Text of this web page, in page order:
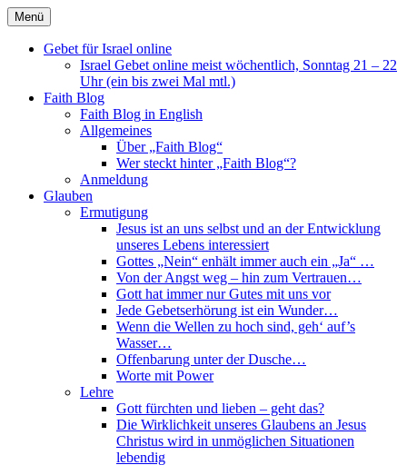
Direkt
zum
InhaltFaith Blog Deutsch
Menü
Gebet für Israel online
Israel Gebet online meist wöchentlich, Sonntag 21 – 22
Uhr (ein bis zwei Mal mtl.)
Faith Blog
Faith Blog in English
Allgemeines
Über „Faith Blog“
Wer steckt hinter „Faith Blog“?
Anmeldung
Glauben
Ermutigung
Jesus ist an uns selbst und an der Entwicklung
unseres Lebens interessiert
Gottes „Nein“ enhält immer auch ein „Ja“ …
Von der Angst weg – hin zum Vertrauen…
Gott hat immer nur Gutes mit uns vor
Jede Gebetserhörung ist ein Wunder…
Wenn die Wellen zu hoch sind, geh‘ auf’s
Wasser…
Offenbarung unter der Dusche…
Worte mit Power
Lehre
Gott fürchten und lieben – geht das?
Die Wirklichkeit unseres Glaubens an Jesus
Christus wird in unmöglichen Situationen
lebendig